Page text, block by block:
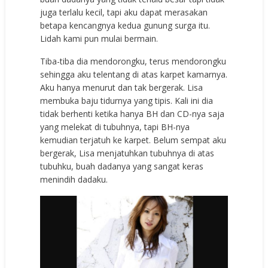
juga terlalu kecil, tapi aku dapat merasakan
betapa kencangnya kedua gunung surga itu.
Lidah kami pun mulai bermain.
Tiba-tiba dia mendorongku, terus mendorongku
sehingga aku telentang di atas karpet kamarnya.
Aku hanya menurut dan tak bergerak. Lisa
membuka baju tidurnya yang tipis. Kali ini dia
tidak berhenti ketika hanya BH dan CD-nya saja
yang melekat di tubuhnya, tapi BH-nya
kemudian terjatuh ke karpet. Belum sempat aku
bergerak, Lisa menjatuhkan tubuhnya di atas
tubuhku, buah dadanya yang sangat keras
menindih dadaku.